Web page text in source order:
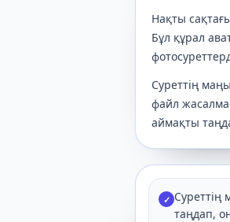
Нақты
Бұл құрал
Суреттің
файл
аймақты
✓ Суреттің
таңдап,